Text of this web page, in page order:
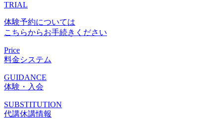
TRIAL
体験予約については
こちらからお手続きください
Price
料金システム
GUIDANCE
体験・入会
SUBSTITUTION
代講休講情報